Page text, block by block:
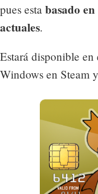
pues esta basado
actuales.
Estará disponible en
Windows en Steam